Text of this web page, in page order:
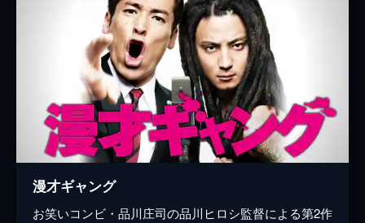
漫才ギャング
お笑いコンビ・品川庄司の品川ヒロシ監督による第2作